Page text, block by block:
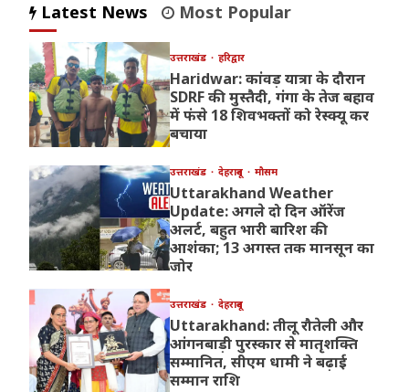
Latest News Most Popular
उत्तराखंड हरिद्वार
Haridwar: कांवड़ यात्रा के दौरान
SDRF की मुस्तैदी, गंगा के तेज बहाव
में फंसे 18 शिवभक्तों को रेस्क्यू कर
बचाया
उत्तराखंड देहरादून मौसम
Uttarakhand Weather
Update: अगले दो दिन ऑरेंज
अलर्ट, बहुत भारी बारिश की
आशंका; 13 अगस्त तक मानसून का
जोर
उत्तराखंड देहरादून
Uttarakhand: तीलू रौतेली और
आंगनबाड़ी पुरस्कार से मातृशक्ति
सम्मानित, सीएम धामी ने बढ़ाई
सम्मान राशि